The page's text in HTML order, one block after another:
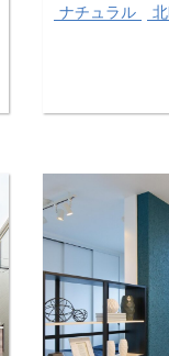
ナチュラル